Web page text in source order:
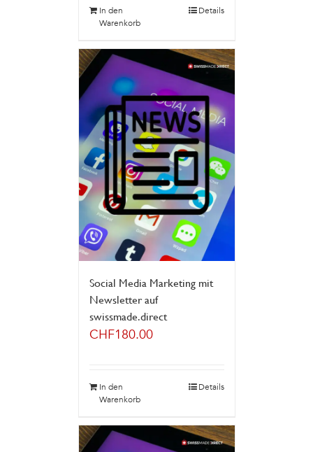
In den
Warenkorb
Details
Social Media Marketing mit
Newsletter auf
swissmade.direct
CHF180.00
In den
Warenkorb
Details